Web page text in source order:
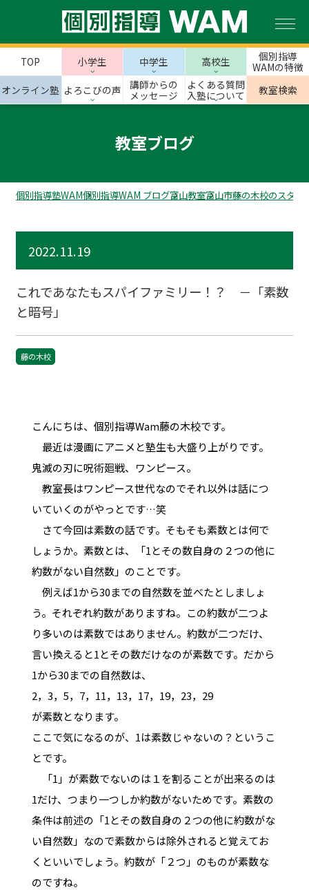
TOP 小学生 中学生 高校生
個別指導
WAMの特徴
オンライン塾 よろこびの声
講師からの
メッセージ
よくある質問
入塾について
教室検索
教室ブログ
個別指導塾WAM個別指導WAM ブログ富山教室富山市藤の木校のスタッ
2022.11.19
これであなたもスパイファミリー！？ －「素数
と暗号」
藤の木校
こんにちは、個別指導Wam藤の木校です。
最近は漫画にアニメと塾生も大盛り上がりです。
鬼滅の刃に呪術廻戦、ワンピース。
教室長はワンピース世代なのでそれ以外は話につ
いていくのがやっとです…笑
さて今回は素数の話です。そもそも素数とは何で
しょうか。素数とは、「1とその数自身の２つの他に
約数がない自然数」のことです。
例えば1から30までの自然数を並べたとしましょ
う。それぞれ約数がありますね。この約数が二つよ
り多いのは素数ではありません。約数が二つだけ、
言い換えると1とその数だけなのが素数です。だから
1から30までの自然数は、
2，3，5，7，11，13，17，19，23，29
が素数となります。
ここで気になるのが、1は素数じゃないの？というこ
とです。
「1」が素数でないのは１を割ることが出来るのは
1だけ、つまり一つしか約数がないためです。素数の
条件は前述の「1とその数自身の２つの他に約数がな
い自然数」なので素数からは除外されると覚えてお
くといいでしょう。約数が「２つ」のものが素数な
のですね。